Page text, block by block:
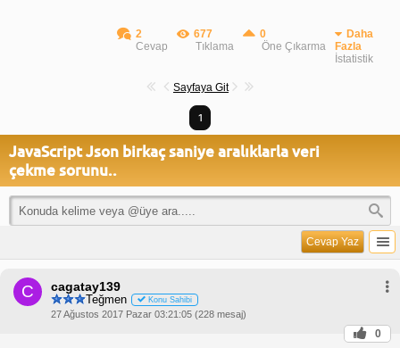
2
Cevap
677
Tıklama
0
Öne Çıkarma
Daha
Fazla
İstatistik
Sayfaya Git
1
JavaScript Json birkaç saniye aralıklarla veri
çekme sorunu..
Cevap Yaz
C cagatay139
Teğmen Konu Sahibi
27 Ağustos 2017 Pazar 03:21:05 (228 mesaj)
0